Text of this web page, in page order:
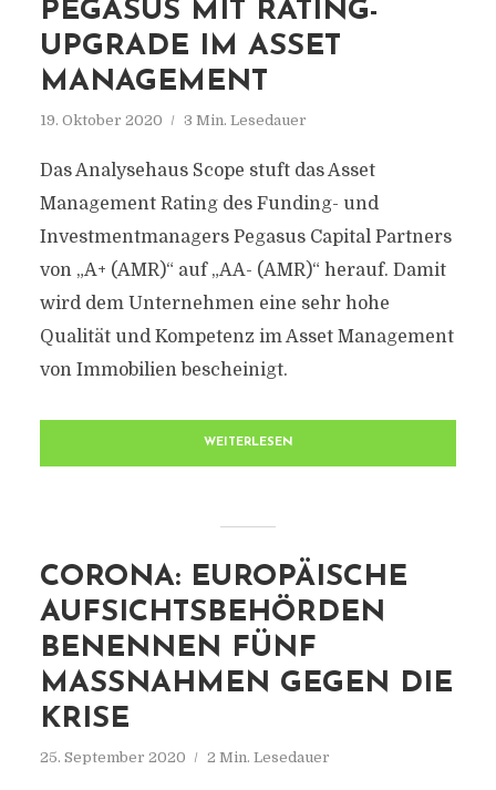
PEGASUS MIT RATING-
UPGRADE IM ASSET
MANAGEMENT
19. Oktober 2020 3 Min. Lesedauer
Das Analysehaus Scope stuft das Asset
Management Rating des Funding- und
Investmentmanagers Pegasus Capital Partners
von „A+ (AMR)“ auf „AA- (AMR)“ herauf. Damit
wird dem Unternehmen eine sehr hohe
Qualität und Kompetenz im Asset Management
von Immobilien bescheinigt.
WEITERLESEN
CORONA: EUROPÄISCHE
AUFSICHTSBEHÖRDEN
BENENNEN FÜNF
MASSNAHMEN GEGEN DIE K
RISE
25. September 2020 2 Min. Lesedauer